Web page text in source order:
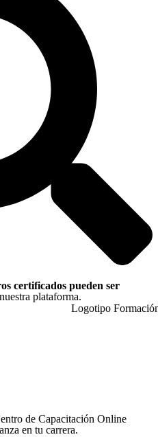
certificados pueden ser
plataforma.
de Capacitación Online
en tu carrera.